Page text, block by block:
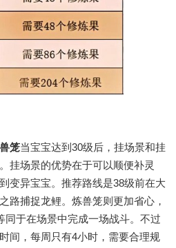
笼当宝宝达到30级后，挂场景和挂
挂场景的优势在于可以顺便补灵
变异宝宝。推荐路线是38级前在大
路捕捉龙鲤。炼兽笼则更加省心，
同于在场景中完成一场战斗。不过
间，每周只有4小时，需要合理规